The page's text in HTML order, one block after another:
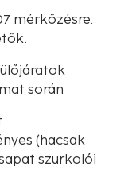
mérkőzésre.
során
(hacsak
szurkolói